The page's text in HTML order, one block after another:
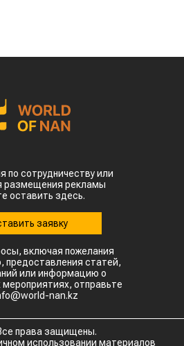
по сотрудничеству или
размещения рекламы
оставить здесь.
заявку
включая пожелания
предоставления статей,
или информацию о
отправьте
nan.kz
права защищены.
использовании материалов